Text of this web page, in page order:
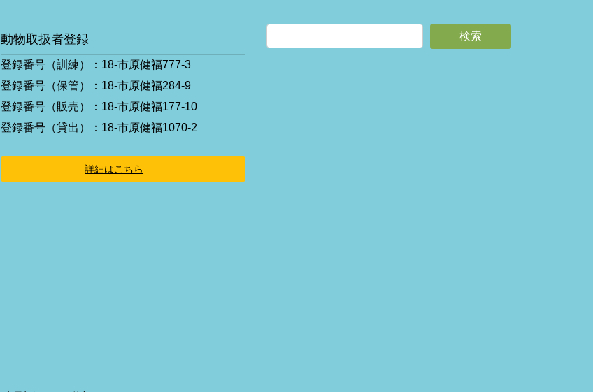
動物取扱者登録
登録番号（訓練）：18-市原健福777-3
登録番号（保管）：18-市原健福284-9
登録番号（販売）：18-市原健福177-10
登録番号（貸出）：18-市原健福1070-2
詳細はこちら